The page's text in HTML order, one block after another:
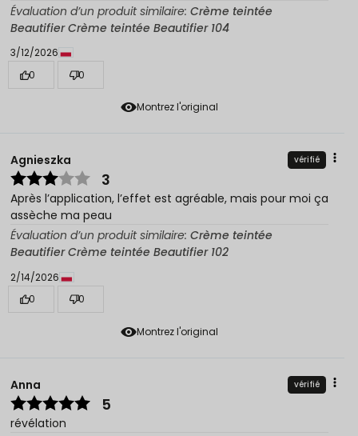
Montrez l'original
Évaluation d’un produit similaire: Crème teintée
Beautifier Crème teintée Beautifier 104
3/12/2026
0
0
Montrez l'original
Agnieszka vérifié
3
Après l’application, l’effet est agréable, mais pour moi ça
assèche ma peau
Évaluation d’un produit similaire: Crème teintée
Beautifier Crème teintée Beautifier 102
2/14/2026
0
0
Anna vérifié
5
révélation